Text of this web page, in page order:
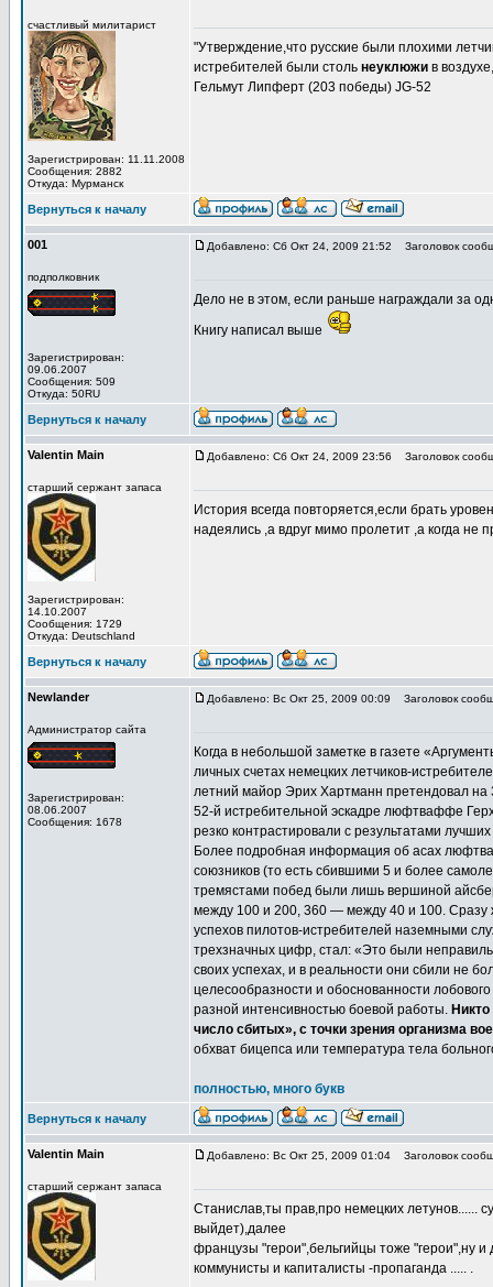
счастливый милитарист
Зарегистрирован: 11.11.2008
Сообщения: 2882
Откуда: Мурманск
"Утверждение,что русские были плохими
истребителей были столь неуклюжи в
Гельмут Липферт (203 победы) JG-52
Вернуться к началу
001
подполковник
Зарегистрирован:
09.06.2007
Сообщения: 509
Откуда: 50RU
Добавлено: Сб Окт 24, 2009 21:52 Заголовок
Дело не в этом, если раньше награждали за
Книгу написал выше
Вернуться к началу
Valentin Main
старший сержант запаса
Зарегистрирован:
14.10.2007
Сообщения: 1729
Откуда: Deutschland
Добавлено: Сб Окт 24, 2009 23:56 Заголовок
История всегда повторяется,если брать
надеялись ,а вдруг мимо пролетит ,а когда не
Вернуться к началу
Newlander
Администратор сайта
Зарегистрирован:
08.06.2007
Сообщения: 1678
Добавлено: Вс Окт 25, 2009 00:09 Заголовок
Когда в небольшой заметке в газете
личных счетах немецких летчиков-
летний майор Эрих Хартманн претендовал на
52-й истребительной эскадре люфтваффе
резко контрастировали с результатами
Более подробная информация об асах
союзников (то есть сбившими 5 и более
тремястами побед были лишь вершиной
между 100 и 200, 360 — между 40 и 100. Сразу
успехов пилотов-истребителей наземными
трехзначных цифр, стал: «Это были
своих успехах, и в реальности они сбили не
целесообразности и обоснованности
разной интенсивностью боевой работы.
число сбитых», с точки зрения организма
обхват бицепса или температура тела
полностью, много букв
Вернуться к началу
Valentin Main
старший сержант запаса
Добавлено: Вс Окт 25, 2009 01:04 Заголовок
Станислав,ты прав,про немецких летунов......
выйдет),далее
французы "герои",бельгийцы тоже "герои",ну и
коммунисты и капиталисты -пропаганда ..... .